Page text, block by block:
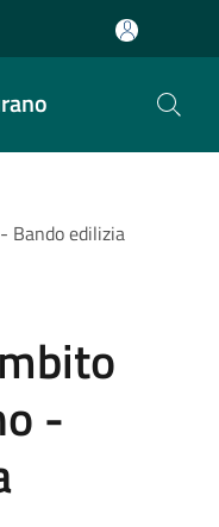
Bando edilizia
-